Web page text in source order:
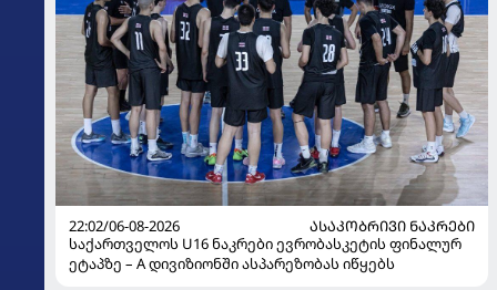
22:02/06-08-2026
ᲐᲡᲐᲙᲝᲑᲠᲘᲕᲘ ᲜᲐᲙᲠᲔᲑᲘ
საქართველოს U16 ნაკრები ევრობასკეტის ფინალურ
ეტაპზე – A დივიზიონში ასპარეზობას იწყებს